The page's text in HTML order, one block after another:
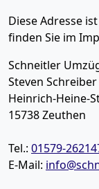
Diese Adresse
finden Sie im
Schneitler
Steven Schreiber
Heinrich-Heine-
15738Zeuthen
Tel.: 01579-
E-Mail: